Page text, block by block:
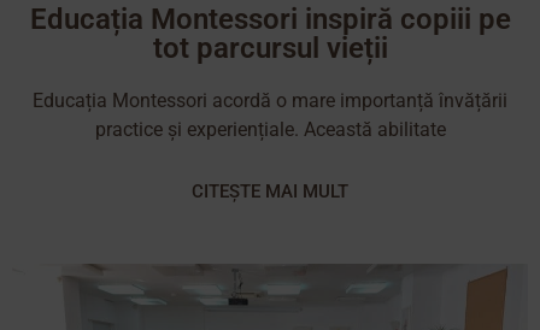
Educația Montessori inspiră copiii pe
tot parcursul vieții
Educația Montessori acordă o mare importanță învățării
practice și experiențiale. Această abilitate
CITEȘTE MAI MULT